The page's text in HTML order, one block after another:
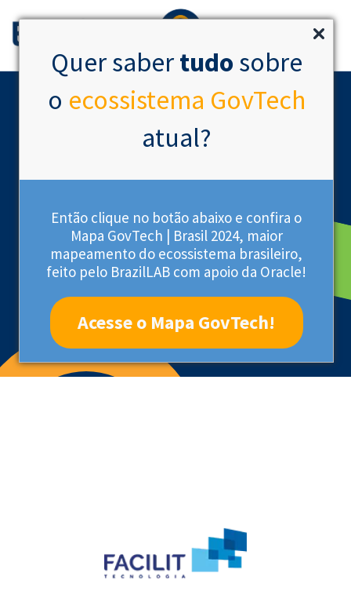
Quer sabertudo sobre
o ecossistema GovTech
atual?
Então clique no botão abaixo e confira o
Mapa GovTech | Brasil 2024, maior
mapeamento do ecossistema brasileiro,
feito pelo BrazilLAB com apoio da Oracle!
Acesse o Mapa GovTech!
Startup Certificada